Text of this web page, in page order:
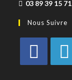
03 89 39 15 71
Nous Suivre